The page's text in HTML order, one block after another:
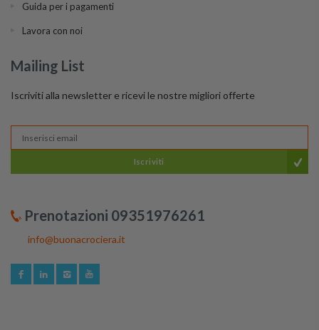
Guida per i pagamenti
Lavora con noi
Mailing List
Iscriviti alla newsletter e ricevi le nostre migliori offerte
Iscriviti
Prenotazioni 09351976261
info@buonacrociera.it